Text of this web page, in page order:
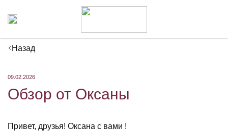
Назад
09.02.2026
Обзор от Оксаны
Привет, друзья! Оксана с вами !